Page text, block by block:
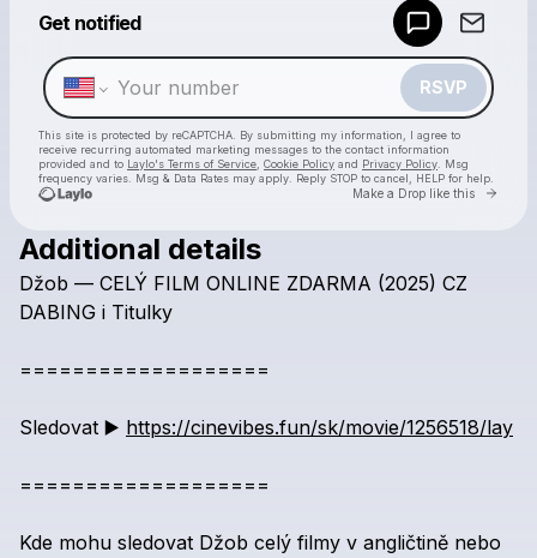
Get notified
RSVP
This site is protected by reCAPTCHA. By submitting my information, I agree to
receive recurring automated marketing messages to the contact information
provided and to Laylo's Terms of Service Cookie Policy and Privacy Policy . Msg
frequency varies. Msg & Data Rates may apply. Reply STOP to cancel, HELP for help.
Make a Drop like this Go
Check your texts
Additional details
Džob — CELÝ FILM ONLINE ZDARMA (2025) CZ
DABING i Titulky
===================
Sledovat ▶️ https://cinevibes.fun/sk/movie/1256518/lay
===================
Kde mohu sledovat Džob celý filmy v angličtině nebo